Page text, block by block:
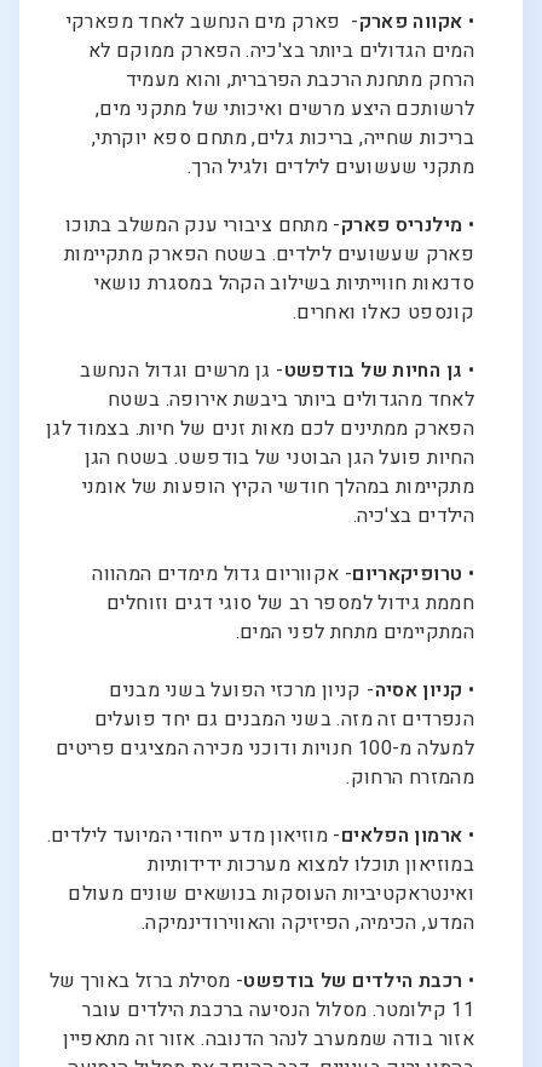
• אקווה פארק- פארק מים הנחשב לאחד מפארקי
המים הגדולים ביותר בצ'כיה. הפארק ממוקם לא
הרחק מתחנת הרכבת הפרברית, והוא מעמיד
לרשותכם היצע מרשים ואיכותי של מתקני מים,
בריכות שחייה, בריכות גלים, מתחם ספא יוקרתי,
מתקני שעשועים לילדים ולגיל הרך.
• מילנריס פארק- מתחם ציבורי ענק המשלב בתוכו
פארק שעשועים לילדים. בשטח הפארק מתקיימות
סדנאות חווייתיות בשילוב הקהל במסגרת נושאי
קונספט כאלו ואחרים.
• גן החיות של בודפשט- גן מרשים וגדול הנחשב
לאחד מהגדולים ביותר ביבשת אירופה. בשטח
הפארק ממתינים לכם מאות זנים של חיות. בצמוד לגן
החיות פועל הגן הבוטני של בודפשט. בשטח הגן
מתקיימות במהלך חודשי הקיץ הופעות של אומני
הילדים בצ'כיה.
• טרופיקאריום- אקווריום גדול מימדים המהווה
חממת גידול למספר רב של סוגי דגים וזוחלים
המתקיימים מתחת לפני המים.
• קניון אסיה- קניון מרכזי הפועל בשני מבנים
הנפרדים זה מזה. בשני המבנים גם יחד פועלים
למעלה מ-100 חנויות ודוכני מכירה המציגים פריטים
מהמזרח הרחוק.
• ארמון הפלאים- מוזיאון מדע ייחודי המיועד לילדים.
במוזיאון תוכלו למצוא מערכות ידידותיות
ואינטראקטיביות העוסקות בנושאים שונים מעולם
המדע, הכימיה, הפיזיקה והאווירודינמיקה.
• רכבת הילדים של בודפשט- מסילת ברזל באורך של
11 קילומטר. מסלול הנסיעה ברכבת הילדים עובר
אזור בודה שממערב לנהר הדנובה. אזור זה מתאפיין